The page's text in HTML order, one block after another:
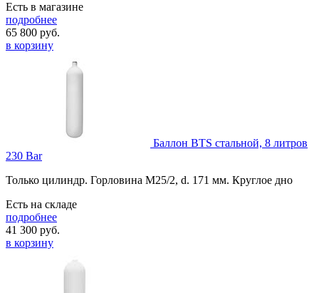
Есть в магазине
подробнее
65 800 руб.
в корзину
Баллон BTS стальной, 8 литров
230 Bar
Только цилиндр. Горловина М25/2, d. 171 мм. Круглое дно
Есть на складе
подробнее
41 300 руб.
в корзину